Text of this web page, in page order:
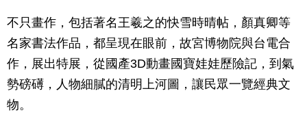
不只畫作，包括著名王羲之的快雪時晴帖，顏真卿等
名家書法作品，都呈現在眼前，故宮博物院與台電合
作，展出特展，從國產3D動畫國寶娃娃歷險記，到氣
勢磅礡，人物細膩的清明上河圖，讓民眾一覽經典文
物。